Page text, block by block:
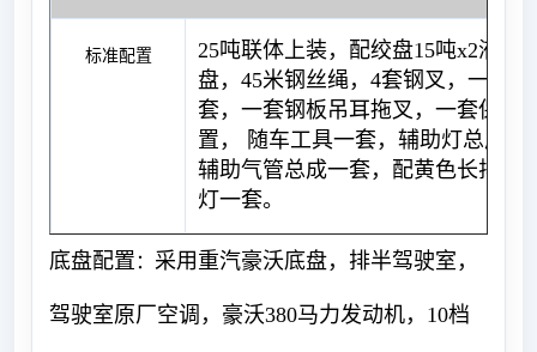
标准配置
25吨联体上装，配绞盘15吨x2液压
盘，45米钢丝绳，4套钢叉，一套拖
套，一套钢板吊耳拖叉，一套保胎
置， 随车工具一套，辅助灯总成一
辅助气管总成一套，配黄色长排工
灯一套。
底盘配置 ： 采用重汽豪沃底盘，排半驾驶室，
驾驶室原厂空调，豪沃380马力发动机，10档